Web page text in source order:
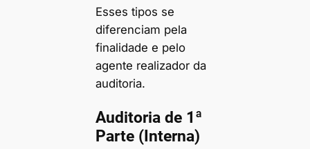
Esses tipos se
diferenciam pela
finalidade e pelo
agente realizador da
auditoria.
Auditoria de 1ª
Parte (Interna)